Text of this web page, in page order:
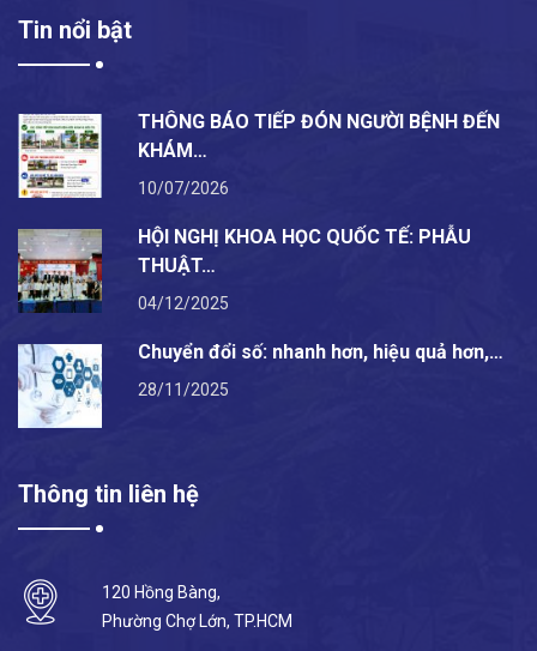
Tin nổi bật
THÔNG BÁO TIẾP ĐÓN NGƯỜI BỆNH ĐẾN
KHÁM…
10/07/2026
HỘI NGHỊ KHOA HỌC QUỐC TẾ: PHẪU
THUẬT…
04/12/2025
Chuyển đổi số: nhanh hơn, hiệu quả hơn,…
28/11/2025
Thông tin liên hệ
120 Hồng Bàng,
Phường Chợ Lớn, TP.HCM